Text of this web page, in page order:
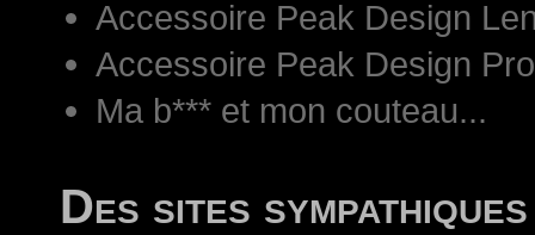
Accessoire Peak Design
Accessoire Peak Design
Ma b*** et mon couteau...
Des sites sympathiques